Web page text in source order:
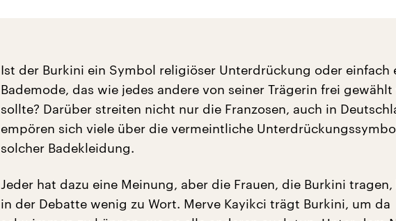
Ist der Burkini ein Symbol religiöser Unterdrückung oder einfach
Bademode, das wie jedes andere von seiner Trägerin frei
sollte? Darüber streiten nicht nur die Franzosen, auch in
empören sich viele über die vermeintliche
solcher Badekleidung.
Jeder hat dazu eine Meinung, aber die Frauen, die Burkini
in der Debatte wenig zu Wort. Merve Kayikci trägt Burkini, um da